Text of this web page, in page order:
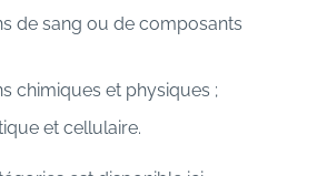
de sang ou de composants
chimiques et physiques ;
et cellulaire.